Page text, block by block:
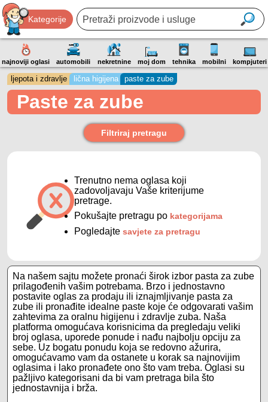
Kategorije
najnoviji oglasi automobili nekretnine moj dom tehnika mobilni kompjuteri
ljepota i zdravlje lična higijena paste za zube
Paste za zube
Filtriraj pretragu
Trenutno nema oglasa koji
zadovoljavaju Vaše kriterijume
pretrage.
Pokušajte pretragu po kategorijama
Pogledajte savjete za pretragu
Na našem sajtu možete pronaći širok izbor pasta za zube
prilagođenih vašim potrebama. Brzo i jednostavno
postavite oglas za prodaju ili iznajmljivanje pasta za
zube ili pronađite idealne paste koje će odgovarati vašim
zahtevima za oralnu higijenu i zdravlje zuba. Naša
platforma omogućava korisnicima da pregledaju veliki
broj oglasa, uporede ponude i nađu najbolju opciju za
sebe. Uz bogatu ponudu koja se redovno ažurira,
omogućavamo vam da ostanete u korak sa najnovijim
oglasima i lako pronađete ono što vam treba. Oglasi su
pažljivo kategorisani da bi vam pretraga bila što
jednostavnija i brža.